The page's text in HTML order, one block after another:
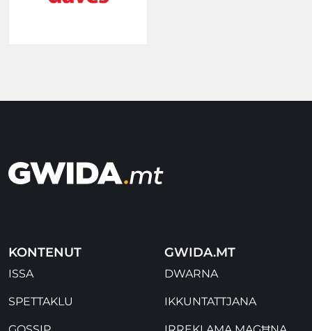
KONTENUT
ISSA
SPETTAKLU
GWIDA.MT
DWARNA
IKKUNTATTJANA